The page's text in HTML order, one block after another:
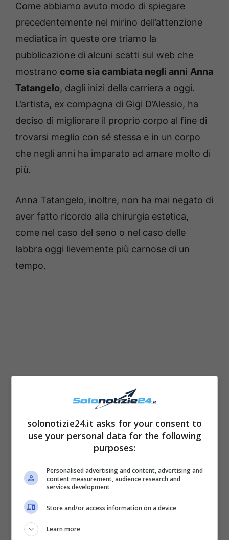
Come abbiamo avuto modo di spiegare
precedentemente nel mirino dell’attenzione
mediatica in queste ore triamo la
pubblicazione di alcuni scatti sul web che
mostrano come sia cambiata negli anni Anna
Tatangelo, dagli inizi della carriera a oggi.
L’artista, ex compagna di Gigi D’Alessio, ha
deciso di migliorare il proprio corpo al fine di
trovarsi meglio con sé stessa e in un corpo
che negli anni ha imparato ad amare molto di
più.
Anna Tatangelo, inoltre, non ha mai negato di
aver fatto ricordo alla chirurgia estetica,
come nel caso del seno o nel caso delle
labbra oggi lievemente più carnose di un
tempo.
solonotizie24.it asks for your consent to
use your personal data for the following
purposes:
Personalised advertising and content, advertising and
content measurement, audience research and
services development
Store and/or access information on a device
Learn more